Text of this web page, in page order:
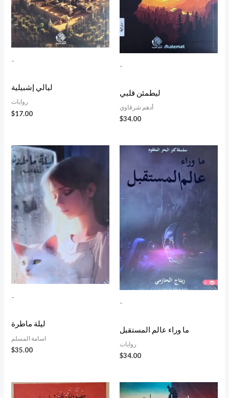
-
ليالي إشبيلية
روايات
$17.00
-
ليطمئن قلبي
أدهم شرقاوي
$34.00
-
ليلة ماطرة
اسامة المسلم
$35.00
-
ما وراء عالم المستقبل
روايات
$34.00